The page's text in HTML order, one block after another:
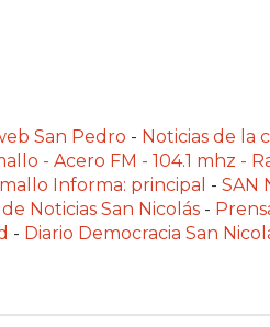
San Pedro - Noticias de la
- Acero FM - 104.1 mhz -
Informa: principal - SAN
Noticias San Nicolás -
- Diario Democracia San